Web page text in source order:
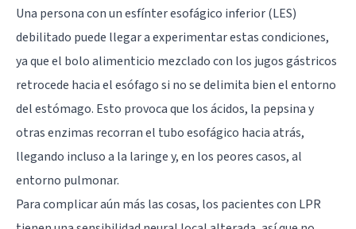
Una persona con un esfínter esofágico inferior (LES)
debilitado puede llegar a experimentar estas condiciones,
ya que el bolo alimenticio mezclado con los jugos gástricos
retrocede hacia el esófago si no se delimita bien el entorno
del estómago. Esto provoca que los ácidos, la pepsina y
otras enzimas recorran el tubo esofágico hacia atrás,
llegando incluso a la laringe y, en los peores casos, al
entorno pulmonar.
Para complicar aún más las cosas, los pacientes con LPR